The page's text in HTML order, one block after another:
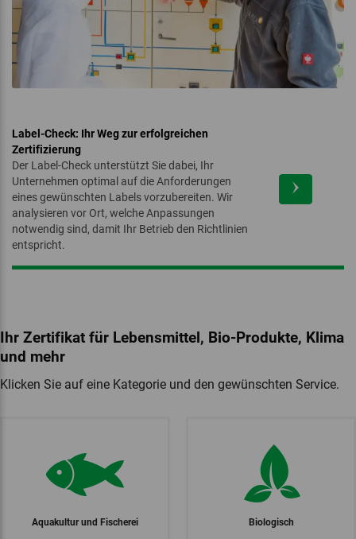
Label-Check: Ihr Weg zur erfolgreichen
Zertifizierung
Der Label-Check unterstützt Sie dabei, Ihr
Unternehmen optimal auf die Anforderungen
eines gewünschten Labels vorzubereiten. Wir
analysieren vor Ort, welche Anpassungen
notwendig sind, damit Ihr Betrieb den Richtlinien
entspricht.
Ihr Zertifikat für Lebensmittel, Bio-Produkte, Klima
und mehr
‏‏‎Klicken Sie auf eine Kategorie und den gewünschten Service.
Aquakultur und Fischerei Biologisch